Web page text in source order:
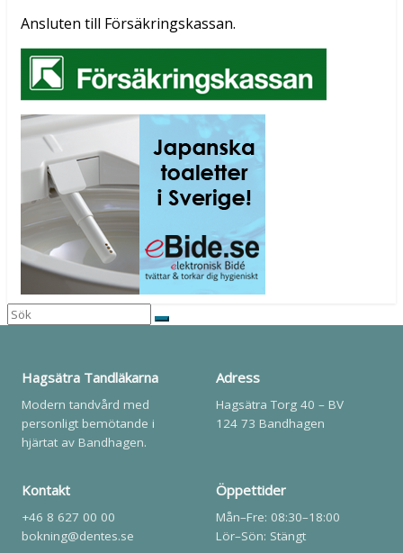
Ansluten till Försäkringskassan.
Hagsätra Tandläkarna
Modern tandvård med
personligt bemötande i
hjärtat av Bandhagen.
Adress
Hagsätra Torg 40 – BV
124 73 Bandhagen
Kontakt
+46 8 627 00 00
bokning@dentes.se
Öppettider
Mån–Fre: 08:30–18:00
Lör–Sön: Stängt